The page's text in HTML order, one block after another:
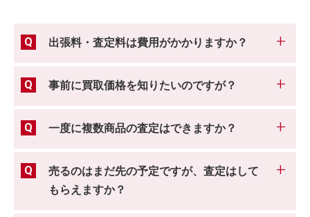
出張料・査定料は費用がかかりますか？
事前に買取価格を知りたいのですが？
一度に複数商品の査定はできますか？
売るのはまだ先の予定ですが、査定はして
もらえますか？